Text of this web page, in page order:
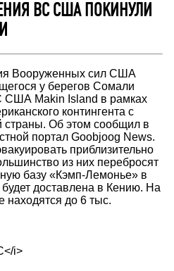
ВС США ПОКИНУЛИ
Вооруженных сил США
у берегов Сомали
США Makin Island в рамках
контингента с
страны. Об этом сообщил в
портал Goobjoog News.
приблизительно
из них перебросят
базу «Кэмп-Лемонье» в
доставлена в Кению. На
до 6 тыс.
i>